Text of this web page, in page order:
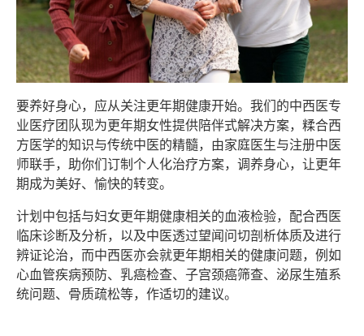
要养好身心，应从关注更年期健康开始。我们的中西医专
业医疗团队现为更年期女性提供陪伴式解决方案，糅合西
方医学的知识与传统中医的精髓，由家庭医生与注册中医
师联手，助你们订制个人化治疗方案，调养身心，让更年
期成为美好、愉快的转变。
计划中包括与妇女更年期健康相关的血液检验，配合西医
临床诊断及分析，以及中医透过望闻问切剖析体质及进行
辨证论治，而中西医亦会就更年期相关的健康问题，例如
心血管疾病预防、乳癌检查、子宫颈癌筛查、泌尿生殖系
统问题、骨质疏松等，作适切的建议。